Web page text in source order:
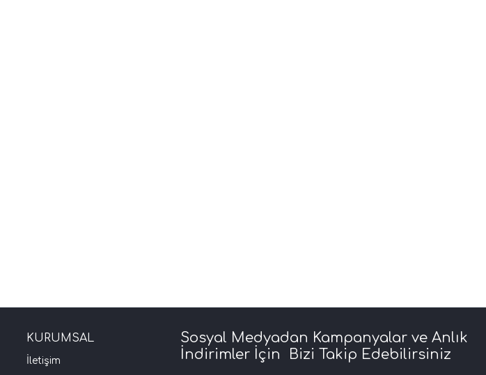
KURUMSAL
İletişim
Sosyal Medyadan Kampanyalar ve Anlık
İndirimler İçin Bizi Takip Edebilirsiniz